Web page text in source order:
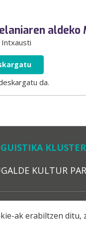
aldeko
Intxausti
da.
KULTUR
ak erabiltzen